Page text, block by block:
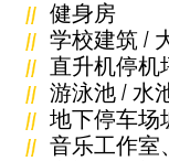
健身房
学校建筑 /
直升机停机
游泳池 / 水
地下停车场
音乐工作室